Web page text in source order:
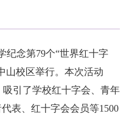
纪念第79个“世界红十字
山校区举行。本次活动
吸引了学校红十字会、青年
表、红十字会会员等1500